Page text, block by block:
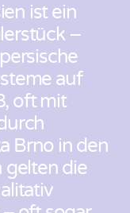
ist ein
–
auf
oft mit
Brno in den
gelten die